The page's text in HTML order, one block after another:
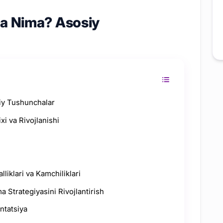
Nima? Asosiy
Tushunchalar
va Rivojlanishi
va Kamchiliklari
Strategiyasini Rivojlantirish